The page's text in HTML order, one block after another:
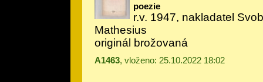
poezie
r.v. 1947, nakladatel
Mathesius
originál brožovaná
A1463, vloženo: 25.10.2022 18:02